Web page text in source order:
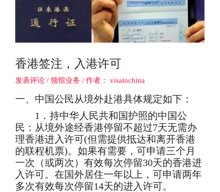
香港签注，入港许可
发表评论 /领馆业务 / 作者： visatochina
一、中国公民从境外赴港具体规定如下：
1．持中华人民共和国护照的中国公
民：从境外途经香港停留不超过7天无需办
理香港进入许可(但需提供抵达和离开香港
的联程机票)。如果有需要，可申请三个月
一次（或两次）有效每次停留30天的香港进
入许可。在国外居住一年以上，可申请两年
多次有效每次停留14天的进入许可。